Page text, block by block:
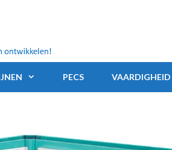
PECS VAARDIGHEID